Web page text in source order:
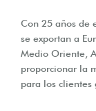
Con 25 años de
se exportan a
Medio Oriente,
proporcionar la
para los clientes